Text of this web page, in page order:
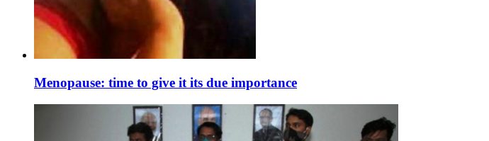
Menopause: time to give it its due importance